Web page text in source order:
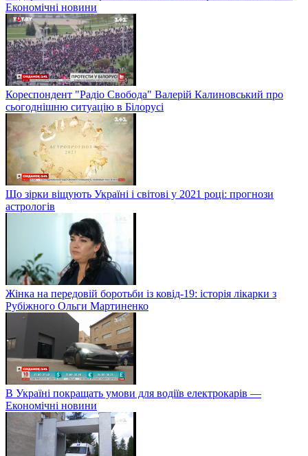
Економічні новини
Кореспондент "Радіо Свобода" Валерій Калиновський про
сьогоднішню ситуацію в Білорусі
Що зірки віщують Україні і світові у 2021 році: прогнози
астрологів
Жінка на передовій боротьби із ковід-19: історія лікарки з
Рубіжного Ольги Мартиненко
В Україні покращать умови для водіїв електрокарів —
Економічні новини